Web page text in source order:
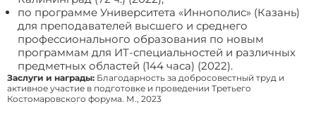
по программе Университета «Иннополис» (Казань)
для преподавателей высшего и среднего
профессионального образования по новым
программам для ИТ-специальностей и различных
предметных областей (144 часа) (2022).
Заслуги и награды: Благодарность за добросовестный труд и
активное участие в подготовке и проведении Третьего
Костомаровского форума. М., 2023